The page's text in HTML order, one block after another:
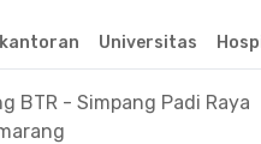
Universitas
BTR - Simpang Padi Raya